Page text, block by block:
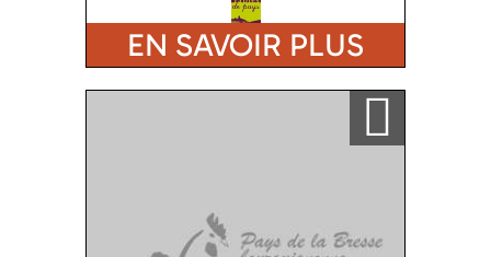
EN SAVOIR PLUS
Ajouter a ma sélection